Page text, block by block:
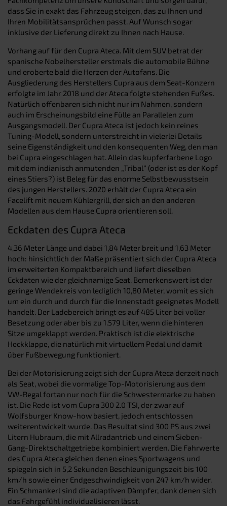
dass Sie in exakt das Fahrzeug steigen, das zu Ihnen und
Ihren Mobilitätsansprüchen passt. Auf Wunsch sogar
inklusive der Lieferung direkt zu Ihnen nach Hause.
Vorhang auf für den Cupra Ateca. Mit dem SUV betrat der
spanische Nobelhersteller erstmals die automobile Bühne
und eroberte bald die Herzen der Autofans. Die
Ausgliederung des Herstellers Cupra aus dem Seat-Konzern
erfolgte im Jahr 2018 und der Ateca folgte stehenden Fußes.
Natürlich offenbaren sich nicht nur im Nahmen, sondern
auch im Erscheinungsbild eine Fülle an Parallelen zum
Ausgangsmodell. Der Cupra Ateca ist jedoch kein reines
Tuning-Modell, sondern unterstreicht in vielerlei Details
seine Eigenständigkeit und den konsequenten Weg, den man
bei Cupra eingeschlagen hat. Allein das kupferfarbene Logo
mit dem indianisch anmutenden „Tribal“ (oder ist es der Kopf
eines Stiers?) ist Beleg für das enorme Selbstbewusstsein
des jungen Herstellers. 2020 erhält der Cupra Ateca ein
Facelift mit neuem Kühlergrill, der sich an den anderen
Modellen aus dem Hause Cupra orientieren soll.
Eckdaten des Cupra Ateca
4,36 Meter Länge und dabei 1,84 Meter breit und 1,63 Meter
hoch: hinsichtlich der Maße präsentiert sich der Cupra Ateca
im erweiterten Kompaktbereich und liefert dieselben
Eckdaten wie der gleichnamige Seat. Bemerkenswert ist der
geringe Wendekreis von lediglich 10,80 Meter, womit es sich
um ein durch und durch für die Innenstadt geeignetes Modell
handelt. Der Ladebereich bringt es auf 485 Liter bei voller
Besetzung oder aber bis zu 1.579 Liter, wenn die hinteren
Sitze umgeklappt werden. Praktisch ist die elektrische
Heckklappe, die natürlich mit virtuellem Pedal und damit
über Fußbewegung funktioniert.
Bei der Motorisierung zeigt sich der Cupra Ateca derzeit noch
als Seat, wobei die vormalige Top-Motorisierung aus dem
VW-Regal fortan nur noch für die Schwestermarke zu haben
ist. Die Rede ist vom Cupra 300 2.0 TSI, der zwar auf
Wolfsburger Know-how basiert, jedoch entschlossen
weiterentwickelt wurde. Das Resultat sind 300 PS aus zwei
Litern Hubraum, die mit Allradantrieb und einem Sieben-
Gang-Direktschaltgetriebe kombiniert werden. Die Fahrwerte
des Cupra Ateca gleichen denen eines Sportwagens und
spiegeln sich in 5,2 Sekunden Beschleunigungszeit bis 100
km/h sowie einer Endgeschwindigkeit von 247 km/h wider.
Ein Schmankerl sind die adaptiven Dämpfer, dank denen sich
das Fahrgefühl individualisieren lässt.